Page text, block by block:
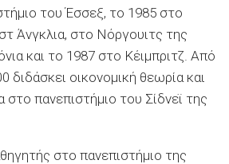
του Έσσεξ, το 1985 στο
Άνγκλια, στο Νόργουιτς της
και το 1987 στο Κέιμπριτζ. Από
διδάσκει οικονομική θεωρία και
στο πανεπιστήμιο του Σίδνεϊ της
στο πανεπιστήμιο της